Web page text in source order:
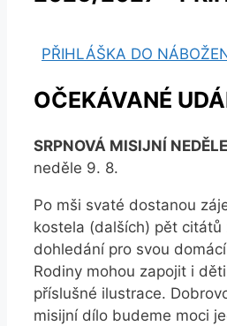
PŘIHLÁŠKA DO
OČEKÁVANÉ
SRPNOVÁ MISIJNÍ NEDĚLE
neděle 9. 8.
Po mši svaté dostanou
kostela (dalších) pět citátů
dohledání pro svou domácí
Rodiny mohou zapojit i
příslušné ilustrace.
misijní dílo budeme moci